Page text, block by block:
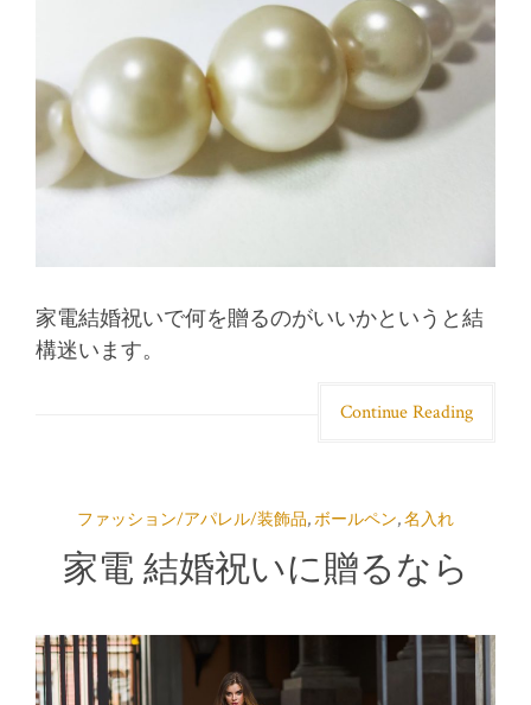
家電結婚祝いで何を贈るのがいいかというと結
構迷います。
Continue Reading
ファッション/アパレル/装飾品,ボールペン,名入れ
家電 結婚祝いに贈るなら